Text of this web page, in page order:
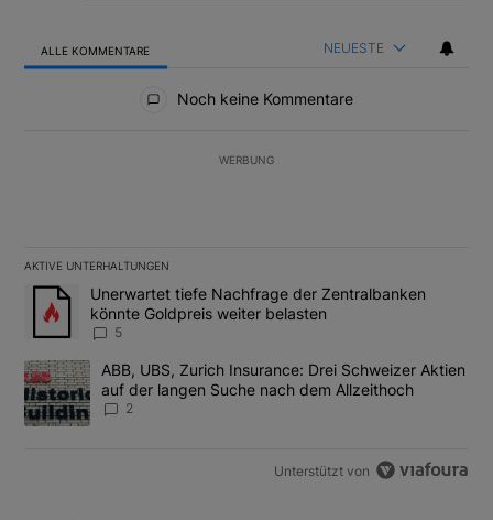
ALLE KOMMENTARE NEUESTE
Noch keine Kommentare
WERBUNG
AKTIVE UNTERHALTUNGEN
Das Folgende ist eine Liste der am meisten kommentierten
Ein Trendartikel mit dem Titel "Unerwartet tiefe Nachfrage der
Unerwartet tiefe Nachfrage der Zentralbanken
könnte Goldpreis weiter belasten
5
Ein Trendartikel mit dem Titel "ABB, UBS, Zurich Insurance:
ABB, UBS, Zurich Insurance: Drei Schweizer Aktien
auf der langen Suche nach dem Allzeithoch
2
Unterstützt von